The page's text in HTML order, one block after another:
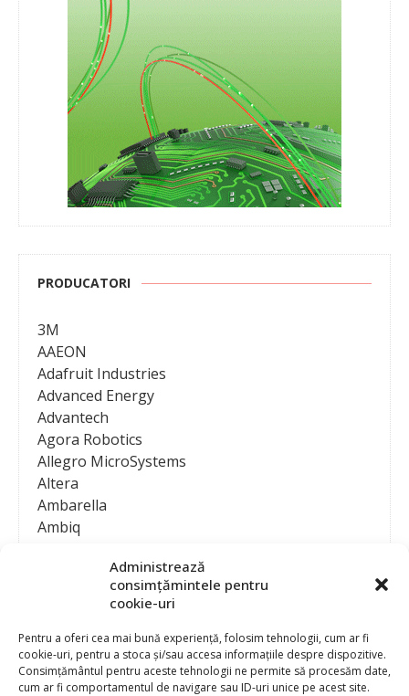
Administrează
consimțămintele pentru
cookie-uri
Pentru a oferi cea mai bună experiență, folosim tehnologii, cum ar fi
cookie-uri, pentru a stoca și/sau accesa informațiile despre dispozitive.
Consimțământul pentru aceste tehnologii ne permite să procesăm date,
cum ar fi comportamentul de navigare sau ID-uri unice pe acest site.
PRODUCATORI
3M
AAEON
Adafruit Industries
Advanced Energy
Advantech
Agora Robotics
Allegro MicroSystems
Altera
Ambarella
Ambiq
Analog Devices
Anritsu Corporation
Ansys
APS
Arduino